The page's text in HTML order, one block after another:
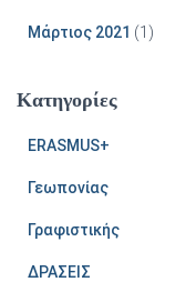
Μάρτιος 2021 (1)
Kατηγορίες
ERASMUS+
Γεωπονίας
Γραφιστικής
ΔΡΑΣΕΙΣ